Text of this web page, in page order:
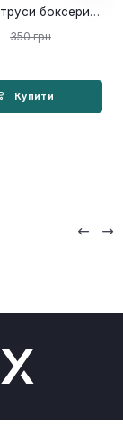
Чоловічі труси боксери Pink Hero Strip Black
350 грн
Купити